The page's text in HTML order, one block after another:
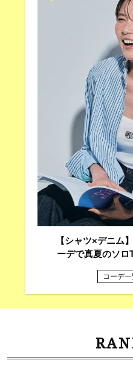
【シャツ×デニム
ーデで真夏のソロ
コーデ